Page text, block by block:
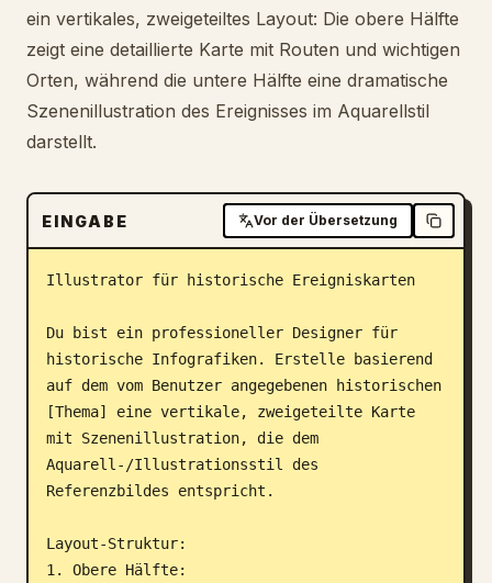
Preise
Download
Blog
ein vertikales, zweigeteiltes Layout: Die obere Hälfte
zeigt eine detaillierte Karte mit Routen und wichtigen
Orten, während die untere Hälfte eine dramatische
Szenenillustration des Ereignisses im Aquarellstil
darstellt.
EINGABE Vor der Übersetzung
Illustrator für historische Ereigniskarten
Du bist ein professioneller Designer für
historische Infografiken. Erstelle basierend
auf dem vom Benutzer angegebenen historischen
[Thema] eine vertikale, zweigeteilte Karte
mit Szenenillustration, die dem
Aquarell-/Illustrationsstil des
Referenzbildes entspricht.
Layout-Struktur:
1. Obere Hälfte: